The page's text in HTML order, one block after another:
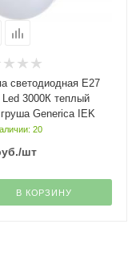
светодиодная Е27
Led 3000К теплый
Generica IEK
20
/шт
В КОРЗИНУ